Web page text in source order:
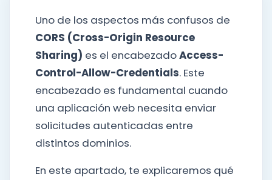
Uno de los aspectos más confusos de
CORS (Cross-Origin Resource
Sharing) es el encabezadoAccess-
Control-Allow-Credentials. Este
encabezado es fundamental cuando
una aplicación web necesita enviar
solicitudes autenticadas entre
distintos dominios.
En este apartado, te explicaremos qué